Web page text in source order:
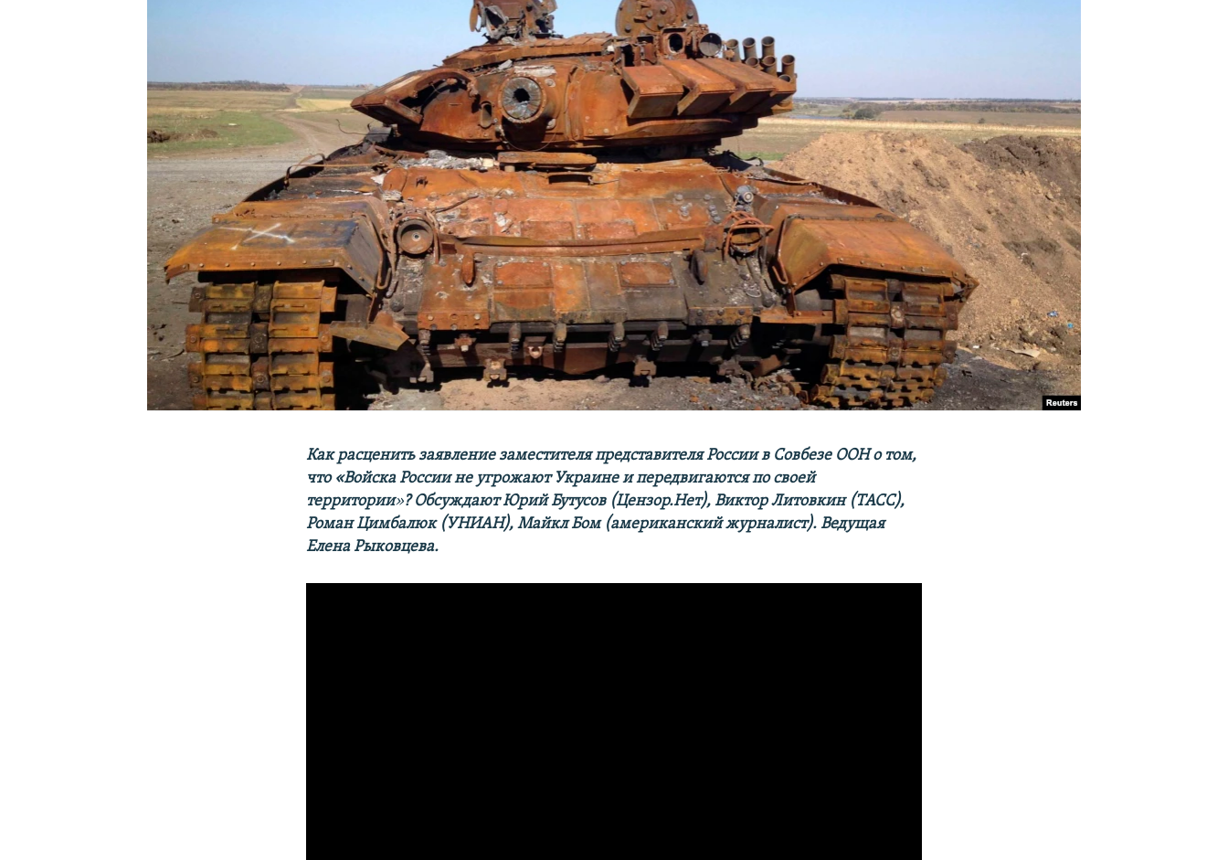
УКРАИНСКАЯ ПРОБЛЕМА КРЫМА
Как расценить заявление заместителя представителя России в Совбезе ООН о том,
что «Войска России не угрожают Украине и передвигаются по своей
территории»? Обсуждают Юрий Бутусов (Цензор.Нет), Виктор Литовкин (ТАСС),
Роман Цимбалюк (УНИАН), Майкл Бом (американский журналист). Ведущая
Елена Рыковцева.​